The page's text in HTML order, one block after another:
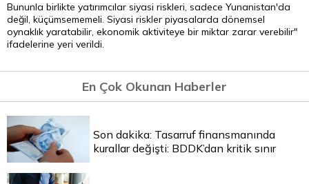
Bununla birlikte yatırımcılar siyasi riskleri, sadece Yunanistan'da
değil, küçümsememeli. Siyasi riskler piyasalarda dönemsel
oynaklık yaratabilir, ekonomik aktiviteye bir miktar zarar verebilir"
ifadelerine yeri verildi.
En Çok Okunan Haberler
Son dakika: Tasarruf finansmanında
kurallar değişti: BDDK’dan kritik sınır